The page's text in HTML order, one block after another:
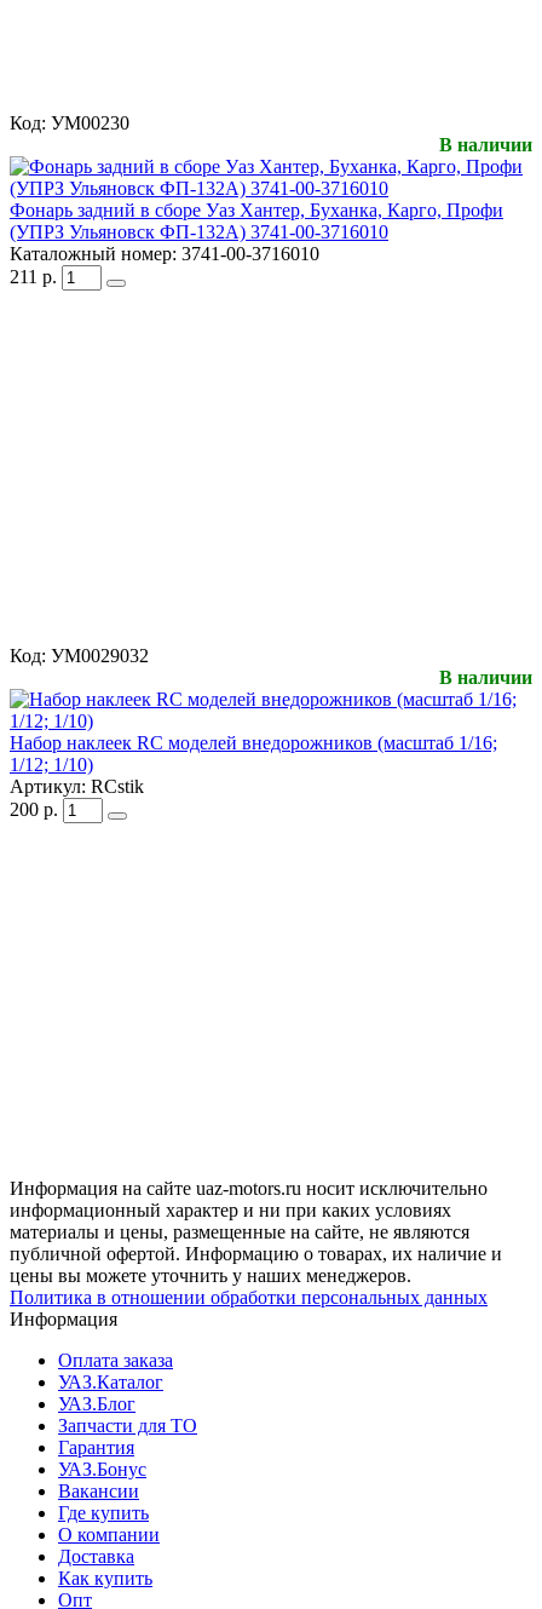
Код: УМ00230
В наличии
Фонарь задний в сборе Уаз Хантер, Буханка, Карго, Профи
(УПРЗ Ульяновск ФП-132А) 3741-00-3716010
Каталожный номер: 3741-00-3716010
211 р.
Код: УМ0029032
В наличии
Набор наклеек RC моделей внедорожников (масштаб 1/16;
1/12; 1/10)
Артикул: RCstik
200 р.
Информация на сайте uaz-motors.ru носит исключительно
информационный характер и ни при каких условиях
материалы и цены, размещенные на сайте, не являются
публичной офертой. Информацию о товарах, их наличие и
цены вы можете уточнить у наших менеджеров.
Политика в отношении обработки персональных данных
Информация
Оплата заказа
УАЗ.Каталог
УАЗ.Блог
Запчасти для ТО
Гарантия
УАЗ.Бонус
Вакансии
Где купить
О компании
Доставка
Как купить
Опт